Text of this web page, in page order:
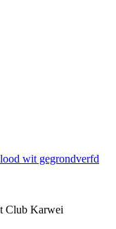
wit gegrondverfd
Club Karwei